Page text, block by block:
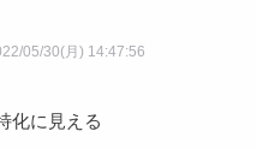
05/30(月) 14:47:56
化に見える